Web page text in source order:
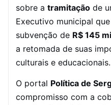
sobre a tramitação de
Executivo municipal
subvenção de R$ 145
a retomada de suas
culturais e educacionais.
O portal Política de
compromisso com a